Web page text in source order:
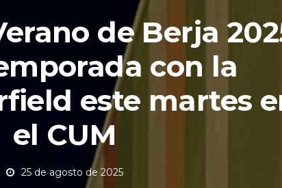
de Berja
con la
este martes
el CUM
25 de agosto de 2025